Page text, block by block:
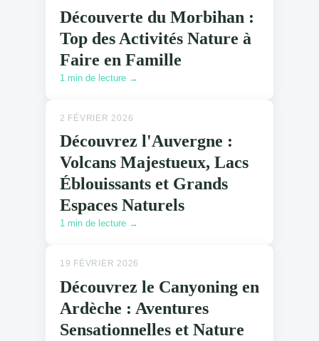
Découverte du Morbihan :
Top des Activités Nature à
Faire en Famille
1 min de lecture →
2 FÉVRIER 2026
Découvrez l'Auvergne :
Volcans Majestueux, Lacs
Éblouissants et Grands
Espaces Naturels
1 min de lecture →
19 FÉVRIER 2026
Découvrez le Canyoning en
Ardèche : Aventures
Sensationnelles et Nature